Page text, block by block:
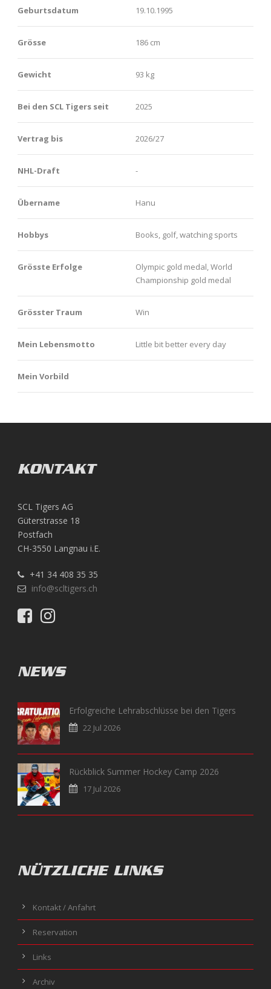
Geburtsdatum 19.10.1995
Grösse 186 cm
Gewicht 93 kg
Bei den SCL Tigers seit 2025
Vertrag bis 2026/27
NHL-Draft -
Übername Hanu
Hobbys Books, golf, watching sports
Grösste Erfolge
Olympic gold medal, World
Championship gold medal
Grösster Traum Win
Mein Lebensmotto Little bit better every day
Mein Vorbild
KONTAKT
SCL Tigers AG
Güterstrasse 18
Postfach
CH-3550 Langnau i.E.
+41 34 408 35 35
info@scltigers.ch
NEWS
Erfolgreiche Lehrabschlüsse bei den Tigers
22 Jul 2026
Rückblick Summer Hockey Camp 2026
17 Jul 2026
NÜTZLICHE LINKS
Kontakt / Anfahrt
Reservation
Links
Archiv